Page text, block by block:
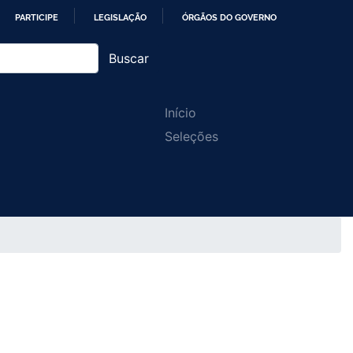
PARTICIPE LEGISLAÇÃO ÓRGÃOS DO GOVERNO
Buscar
Main
navigation
Início
Seleções